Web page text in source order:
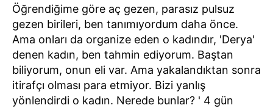
Öğrendiğime göre aç gezen, parasız pulsuz
gezen birileri, ben tanımıyordum daha önce.
Ama onları da organize eden o kadındır, 'Derya'
denen kadın, ben tahmin ediyorum. Baştan
biliyorum, onun eli var. Ama yakalandıktan sonra
itirafçı olması para etmiyor. Bizi yanlış
yönlendirdi o kadın. Nerede bunlar? ' 4 gün